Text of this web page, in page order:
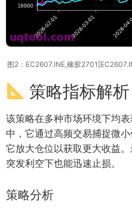
图2：EC2607.INE,橡胶
策略指标解析
该策略在多种市场环境下均
中，它通过高频交易捕捉微
它放大仓位以获取更大收益
突发利空下也能迅速止损。
策略分析